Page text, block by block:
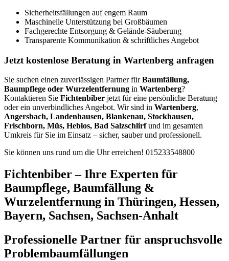
Sicherheitsfällungen auf engem Raum
Maschinelle Unterstützung bei Großbäumen
Fachgerechte Entsorgung & Gelände-Säuberung
Transparente Kommunikation & schriftliches Angebot
Jetzt kostenlose Beratung in Wartenberg anfragen
Sie suchen einen zuverlässigen Partner fürBaumfällung,
Baumpflege oder Wurzelentfernung in Wartenberg?
Kontaktieren Sie Fichtenbiber jetzt für eine persönliche Beratung
oder ein unverbindliches Angebot. Wir sind in Wartenberg,
Angersbach, Landenhausen, Blankenau, Stockhausen,
Frischborn, Müs, Heblos, Bad Salzschlirfund im gesamten
Umkreis für Sie im Einsatz – sicher, sauber und professionell.
Sie können uns rund um die Uhr erreichen! 015233548800
Fichtenbiber – Ihre Experten für
Baumpflege, Baumfällung &
Wurzelentfernung in Thüringen, Hessen,
Bayern, Sachsen, Sachsen-Anhalt
Professionelle Partner für anspruchsvolle
Problembaumfällungen